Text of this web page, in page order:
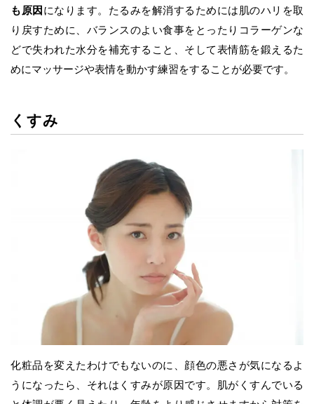
も原因 になります。たるみを解消するためには肌のハリを取
り戻すために、バランスのよい食事をとったりコラーゲンな
どで失われた水分を補充すること、そして表情筋を鍛えるた
めにマッサージや表情を動かす練習をすることが必要です。
くすみ
化粧品を変えたわけでもないのに、顔色の悪さが気になるよ
うになったら、それはくすみが原因です。肌がくすんでいる